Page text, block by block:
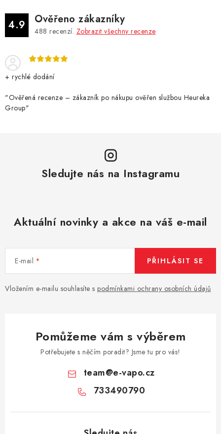
4.9 Ověřeno zákazníky
488 recenzí. Zobrazit všechny recenze
+ rychlé dodání
"Ověřená recenze – zákazník po nákupu ověřen službou Heureka
Group"
Sledujte nás na Instagramu
Aktuální novinky a akce na váš e-mail
E-mail
Vložením e-mailu souhlasíte s podmínkami ochrany osobních údajů
PŘIHLÁSIT SE
Pomůžeme vám s výběrem
Potřebujete s něčím poradit? Jsme tu pro vás!
team@e-vapo.cz
733490790